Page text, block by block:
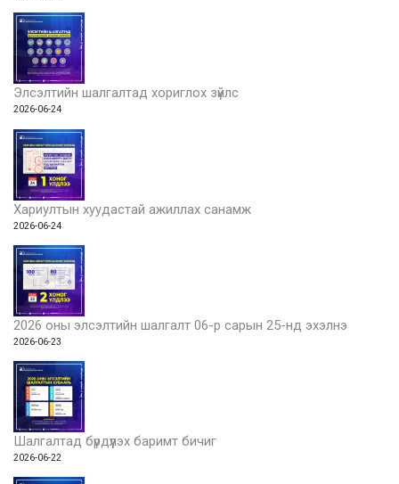
Элсэлтийн шалгалтад хориглох зүйлс
2026-06-24
Хариултын хуудастай ажиллах санамж
2026-06-24
2026 оны элсэлтийн шалгалт 06-р сарын 25-нд эхэлнэ
2026-06-23
Шалгалтад бүрдүүлэх баримт бичиг
2026-06-22